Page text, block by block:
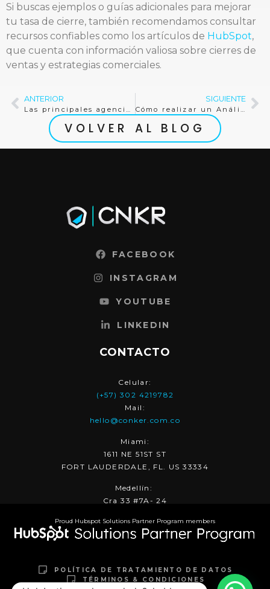
Si buscas ejemplos o guías adicionales para mejorar
tu tasa de cierre, también recomendamos consultar
recursos confiables como los artículos de HubSpot,
que cuenta con información valiosa sobre cierres de
ventas y estrategias comerciales.
ANTERIOR
Las principales agencias de TikTok Live en Bolivia
SIGUIENTE
Cómo realizar un Análisis de la Competencia Digital Multiplataforma de forma Efectiva
VOLVER AL BLOG
FACEBOOK
INSTAGRAM
YOUTUBE
LINKEDIN
CONTACTO
Celular:
(+57) 302 4219782
Mail:
hello@conker.com.co
Miami:
1611 NE 51ST ST
FORT LAUDERDALE, FL. US 33334
Medellín:
Cra 33 #7A- 24
Proud Hubspot Solutions Partner Program members
POLÍTICA DE TRATAMIENTO DE DATOS
TÉRMINOS & CONDICIONES